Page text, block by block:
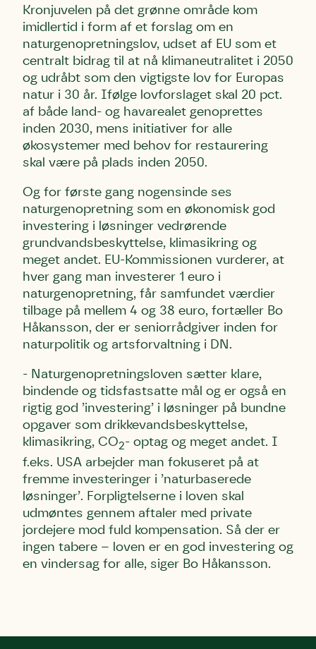
Kronjuvelen på det grønne område kom
imidlertid i form af et forslag om en
naturgenopretningslov, udset af EU som et
centralt bidrag til at nå klimaneutralitet i 2050
og udråbt som den vigtigste lov for Europas
natur i 30 år. Ifølge lovforslaget skal 20 pct.
af både land- og havarealet genoprettes
inden 2030, mens initiativer for alle
økosystemer med behov for restaurering
skal være på plads inden 2050.
Og for første gang nogensinde ses
naturgenopretning som en økonomisk god
investering i løsninger vedrørende
grundvandsbeskyttelse, klimasikring og
meget andet. EU-Kommissionen vurderer, at
hver gang man investerer 1 euro i
naturgenopretning, får samfundet værdier
tilbage på mellem 4 og 38 euro, fortæller Bo
Håkansson, der er seniorrådgiver inden for
naturpolitik og artsforvaltning i DN.
- Naturgenopretningsloven sætter klare,
bindende og tidsfastsatte mål og er også en
rigtig god ’investering’ i løsninger på bundne
opgaver som drikkevandsbeskyttelse,
klimasikring, CO2- optag og meget andet. I
f.eks. USA arbejder man fokuseret på at
fremme investeringer i ’naturbaserede
løsninger’. Forpligtelserne i loven skal
udmøntes gennem aftaler med private
jordejere mod fuld kompensation. Så der er
ingen tabere – loven er en god investering og
en vindersag for alle, siger Bo Håkansson.
Skriv under (hjørring)
Fornavn
Efternavn
Telefon
Danmarks Naturfredningsforening må gerne
Sund Limfjord
Fornavn
Efternavn
Telefon
Danmarks Naturfredningsforening må gerne
Storken tilbage til Kolding
Fornavn
Efternavn
Telefon
Danmarks Naturfredningsforening må gerne